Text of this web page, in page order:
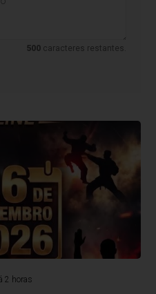
500 caracteres restantes.
2 horas